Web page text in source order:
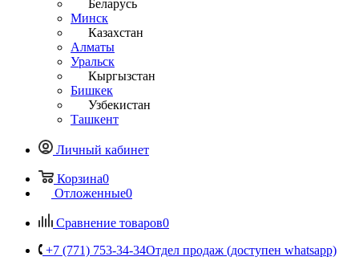
Беларусь
Минск
Казахстан
Алматы
Уральск
Кыргызстан
Бишкек
Узбекистан
Ташкент
Личный кабинет
Корзина0
Отложенные0
Сравнение товаров0
+7 (771) 753-34-34Отдел продаж (доступен whatsapp)